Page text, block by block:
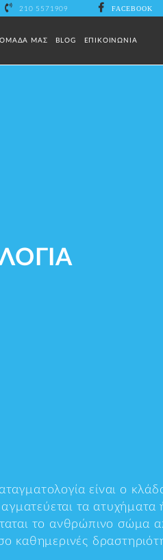
210 5571909 FACEBOOK
ΜΑΣ BLOG ΕΠΙΚΟΙΝΩΝΙΑ
είναι ο
τα ατυχήματα
το ανθρώπινο σώμα
καθημερινές